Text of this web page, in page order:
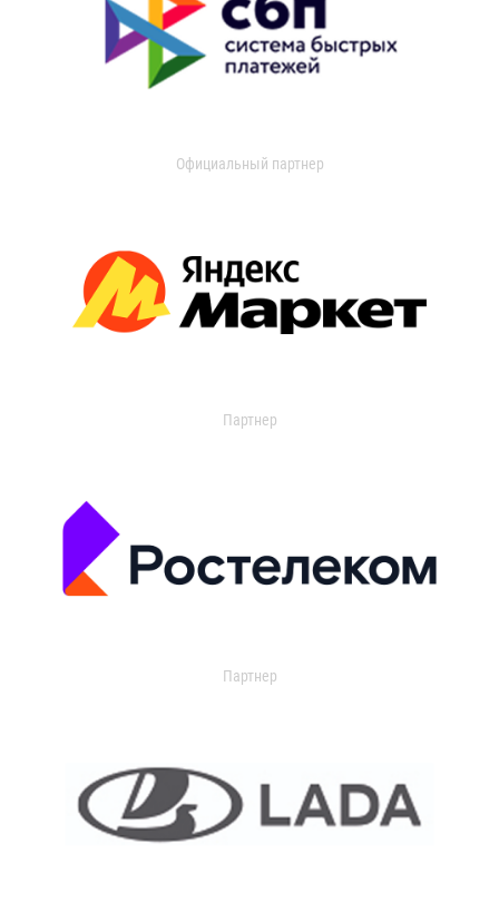
Официальный партнер
Партнер
Партнер